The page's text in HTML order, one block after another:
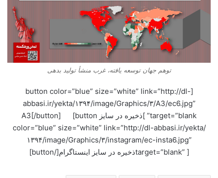
توهم جهان توسعه یافته، غرب منشأ تولید بدهی
[button color=”blue” size=”white” link=”http://dl-
abbasi.ir/yekta/۱۳۹۴/image/Graphics/۳/A3/ec6.jpg”
target=”blank” ]ذخیره در سایز A3[/button] [button
color=”blue” size=”white” link=”http://dl-abbasi.ir/yekta/
۱۳۹۴/image/Graphics/۳/instagram/ec-insta6.jpg”
target=”blank” ]ذخیره در سایز اینستاگرام[/button]